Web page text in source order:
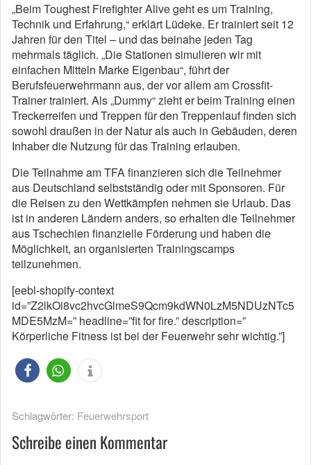
„Beim Toughest Firefighter Alive geht es um Training,
Technik und Erfahrung,“ erklärt Lüdeke. Er trainiert seit 12
Jahren für den Titel – und das beinahe jeden Tag
mehrmals täglich. „Die Stationen simulieren wir mit
einfachen Mitteln Marke Eigenbau“, führt der
Berufsfeuerwehrmann aus, der vor allem am Crossfit-
Trainer trainiert. Als „Dummy“ zieht er beim Training einen
Treckerreifen und Treppen für den Treppenlauf finden sich
sowohl draußen in der Natur als auch in Gebäuden, deren
Inhaber die Nutzung für das Training erlauben.
Die Teilnahme am TFA finanzieren sich die Teilnehmer
aus Deutschland selbstständig oder mit Sponsoren. Für
die Reisen zu den Wettkämpfen nehmen sie Urlaub. Das
ist in anderen Ländern anders, so erhalten die Teilnehmer
aus Tschechien finanzielle Förderung und haben die
Möglichkeit, an organisierten Trainingscamps
teilzunehmen.
[eebl-shopify-context
id=”Z2lkOi8vc2hvcGlmeS9Qcm9kdWN0LzM5NDUzNTc5
MDE5MzM=” headline=”fit for fire.” description=”
Körperliche Fitness ist bei der Feuerwehr sehr wichtig.”]
Schlagwörter: Feuerwehrsport
Schreibe einen Kommentar